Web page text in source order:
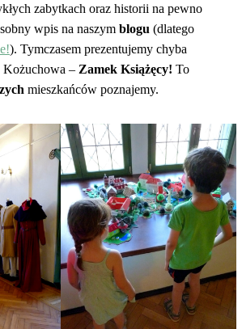
zabytkach oraz historii na pewno
wpis na naszym blogu (dlatego
). Tymczasem prezentujemy chyba
Kożuchowa – Zamek Książęcy! To
mieszkańców poznajemy.